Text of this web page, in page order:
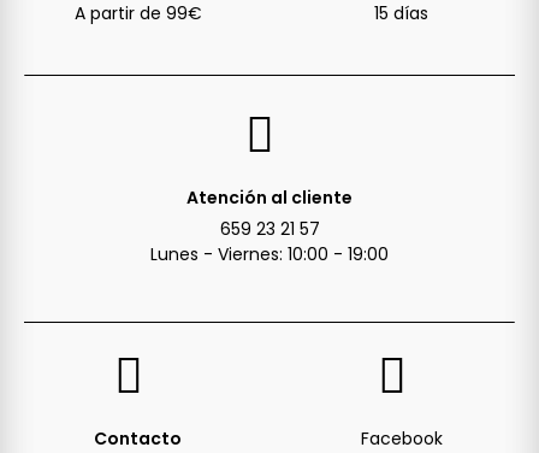
A partir de 99€
15 días
Atención al cliente
659 23 21 57
Lunes - Viernes: 10:00 - 19:00
Contacto
Facebook